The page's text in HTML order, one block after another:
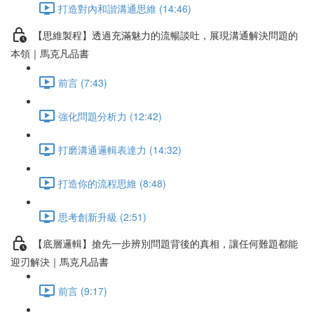
打造對內和諧溝通思維 (14:46)
【思維製程】透過充滿魅力的流暢談吐，展現溝通解決問題的
本領｜馬克凡品書
前言 (7:43)
強化問題分析力 (12:42)
打磨溝通邏輯表達力 (14:32)
打造你的流程思維 (8:48)
思考創新升級 (2:51)
【底層邏輯】搶先一步辨別問題背後的真相，讓任何難題都能
迎刃解決｜馬克凡品書
前言 (9:17)